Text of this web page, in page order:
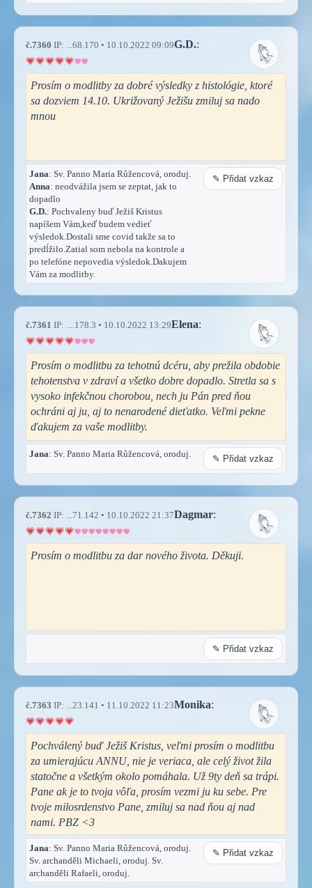
č.7360 IP: ...68.170 • 10.10.2022 09:09G.D.:
Prosím o modlitby za dobré výsledky z histológie, ktoré
sa dozviem 14.10. Ukrižovaný Ježišu zmiluj sa nado
mnou
Jana: Sv. Panno Maria Růžencová, oroduj.
Anna: neodvážila jsem se zeptat, jak to
dopadlo
G.D.: Pochvaleny buď Ježiš Kristus
napíšem Vám,keď budem vedieť
výsledok.Dostali sme covid takže sa to
predĺžilo.Zatial som nebola na kontrole a
po telefóne nepovedia výsledok.Dakujem
Vám za modlitby.
✎ Přidat vzkaz
č.7361 IP: ....178.3 • 10.10.2022 13:29Elena:
Prosím o modlitbu za tehotnú dcéru, aby prežila obdobie
tehotenstva v zdraví a všetko dobre dopadlo. Stretla sa s
vysoko infekčnou chorobou, nech ju Pán pred ňou
ochráni aj ju, aj to nenarodené dieťatko. Veľmi pekne
ďakujem za vaše modlitby.
Jana: Sv. Panno Maria Růžencová, oroduj. ✎ Přidat vzkaz
č.7362 IP: ...71.142 • 10.10.2022 21:37Dagmar:
Prosím o modlitbu za dar nového života. Děkuji.
✎ Přidat vzkaz
č.7363 IP: ...23.141 • 11.10.2022 11:23Monika:
Pochválený buď Ježiš Kristus, veľmi prosím o modlitbu
za umierajúcu ANNU, nie je veriaca, ale celý život žila
statočne a všetkým okolo pomáhala. Už 9ty deň sa trápi.
Pane ak je to tvoja vôľa, prosím vezmi ju ku sebe. Pre
tvoje milosrdenstvo Pane, zmiluj sa nad ňou aj nad
nami. PBZ <3
Jana: Sv. Panno Maria Růžencová, oroduj.
Sv. archanděli Michaeli, oroduj. Sv.
archanděli Rafaeli, oroduj.
✎ Přidat vzkaz